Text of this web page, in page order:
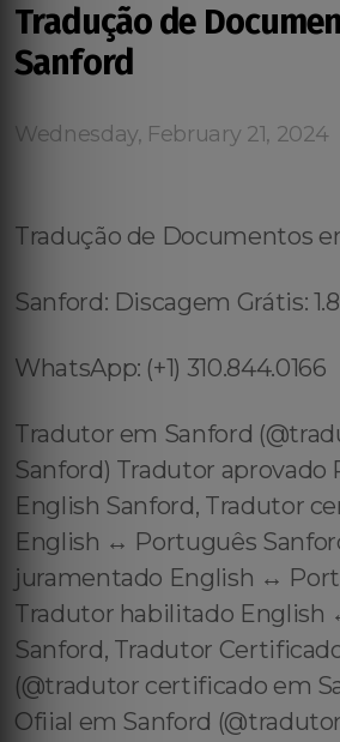
Tradução de
Sanford
Wednesday, February 21, 2024
Tradução de Documentos
Sanford: Discagem Grátis:
WhatsApp: (+1) 310.844.0166
Tradutor em Sanford
Sanford) Tradutor
English Sanford, Tradutor
English ↔️ Português
juramentado English ↔️
Tradutor habilitado English
Sanford, Tradutor
(@tradutor certificado em
Ofiial em Sanford